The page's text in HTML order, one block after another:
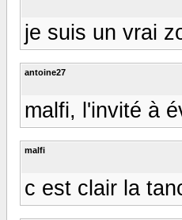
je suis un vrai
antoine27
malfi, l'invité à
malfi
c est clair la